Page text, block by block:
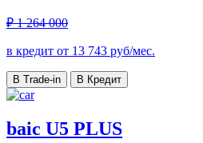
₽ 1 264 000
в кредит от 13 743 руб/мес.
В Trade-in В Кредит
baic U5 PLUS